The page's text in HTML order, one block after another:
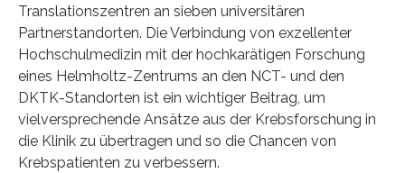
Translationszentren an sieben universitären
Partnerstandorten. Die Verbindung von exzellenter
Hochschulmedizin mit der hochkarätigen Forschung
eines Helmholtz-Zentrums an den NCT- und den
DKTK-Standorten ist ein wichtiger Beitrag, um
vielversprechende Ansätze aus der Krebsforschung in
die Klinik zu übertragen und so die Chancen von
Krebspatienten zu verbessern.